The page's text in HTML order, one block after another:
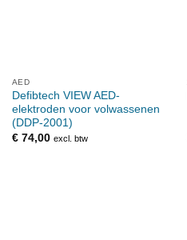
AED
Defibtech VIEW AED-
elektroden voor volwassenen
(DDP-2001)
€74,00 excl. btw